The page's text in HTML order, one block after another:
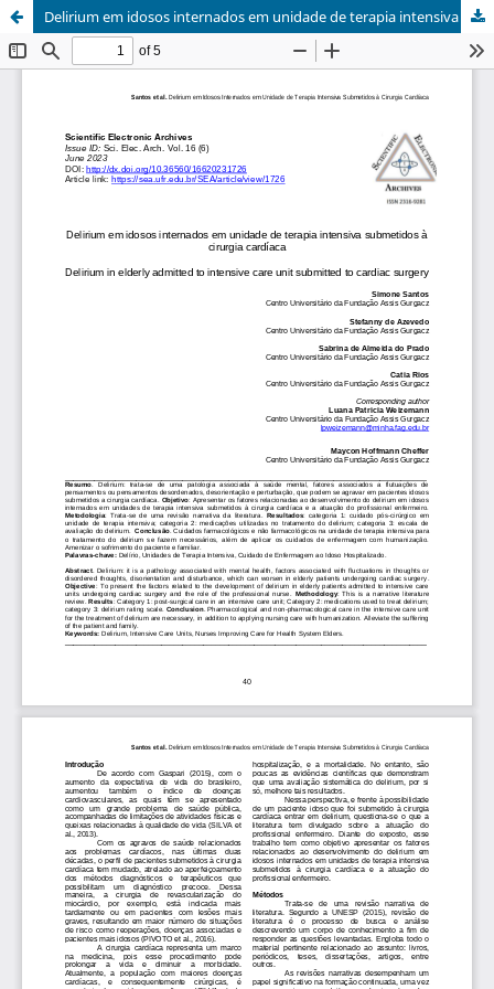
Delirium em idosos internados em unidade de terapia intensiva submetidos à cirurgia cardíaca